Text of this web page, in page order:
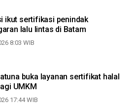
ikut sertifikasi penindak
lalu lintas di Batam
8:03 WIB
buka layanan sertifikat halal
UMKM
17:44 WIB